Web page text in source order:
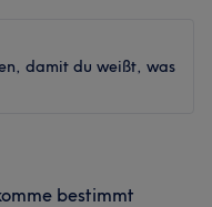
damit du weißt, was
bestimmt